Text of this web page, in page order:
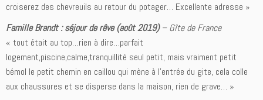
croiserez des chevreuils au retour du potager… Excellente adresse »
Famille Brandt : séjour de rêve (août 2019)–Gîte de France
« tout était au top…rien à dire…parfait
logement,piscine,calme,tranquillité seul petit, mais vraiment petit
bémol le petit chemin en caillou qui mène à l’entrée du gite, cela colle
aux chaussures et se disperse dans la maison, rien de grave… »